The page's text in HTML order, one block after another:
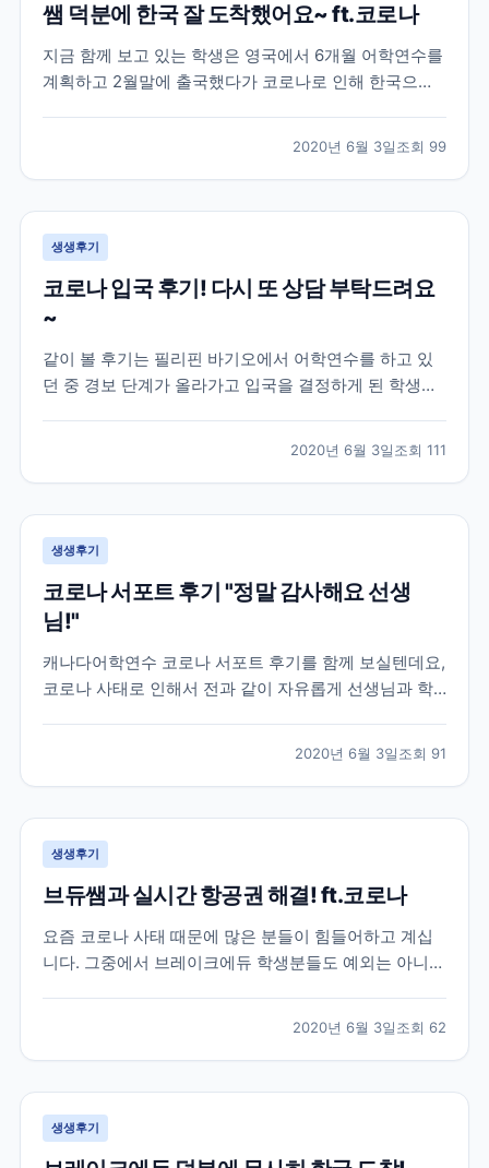
쌤 덕분에 한국 잘 도착했어요~ ft.코로나
지금 함께 보고 있는 학생은 영국에서 6개월 어학연수를
계획하고 2월말에 출국했다가 코로나로 인해 한국으로
으로 아무래도 시기가 시기인지라 돌아오는 항공편을 구
하기 어렵다보니 브레이크에듀 쌤에게 항공권에 대한 조
언과...
2020년 6월 3일조회 99
생생후기
코로나 입국 후기! 다시 또 상담 부탁드려요
~
같이 볼 후기는 필리핀 바기오에서 어학연수를 하고 있
던 중 경보 단계가 올라가고 입국을 결정하게 된 학생과
이 한국으로 귀국하기 위해 이용해야 하는 상황인데도
공항까지 이동조차 어려워 지던 상황이라 상황이 매우
급...
2020년 6월 3일조회 111
생생후기
코로나 서포트 후기 "정말 감사해요 선생
님!"
캐나다어학연수 코로나 서포트 후기를 함께 보실텐데요,
코로나 사태로 인해서 전과 같이 자유롭게 선생님과 학
을 위해 선생님과 학생들이 화상으로 수업하는 온라인
강의로 대체되었는데요. 학원 직원분들도 우리나라와 같
이 재택근...
2020년 6월 3일조회 91
생생후기
브듀쌤과 실시간 항공권 해결! ft.코로나
요즘 코로나 사태 때문에 많은 분들이 힘들어하고 계십
니다. 그중에서 브레이크에듀 학생분들도 예외는 아니었
이었지만 브레이크에듀는 함께 걱정하고 최선을 다해 옆
에서 서포트 해드리는 게 맞다고 생각합니다. 하단 카톡
은...
2020년 6월 3일조회 62
생생후기